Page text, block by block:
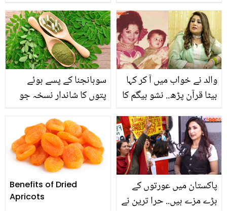
بچے کے ساتھ جنات کی
خوفناک ویڈیو
سوہانجنا کے پسے ہوئے
پتوں کا شاندار نسخہ جو
بار استعمال کرنا چاہیں
والد نے خواب میں آ کر کہا
بیٹا قرآن پڑھ.. نشو بیگم کا
یاد کرتے ہوئے دکھی ہوگئیں
Benefits of Dried
Apricots
پاکستان میں عورتوں کے
بڑے مزے ہیں.. حرا ترین نے